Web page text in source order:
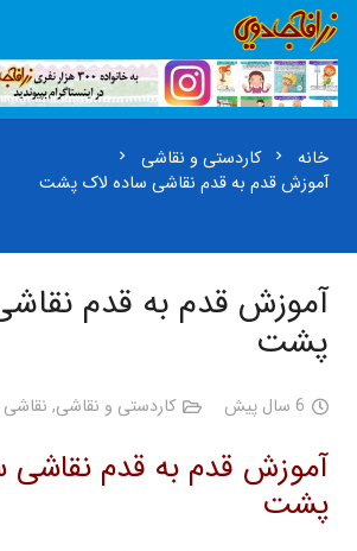
خانه chevron_right کاردستی و نقاشی chevron_right
آموزش قدم به قدم نقاشی ساده لاک پشت
آموزش قدم به قدم
پشت
6 سال پیش کاردستی و نقاشی,
آموزش قدم به قدم نقاشی
پشت